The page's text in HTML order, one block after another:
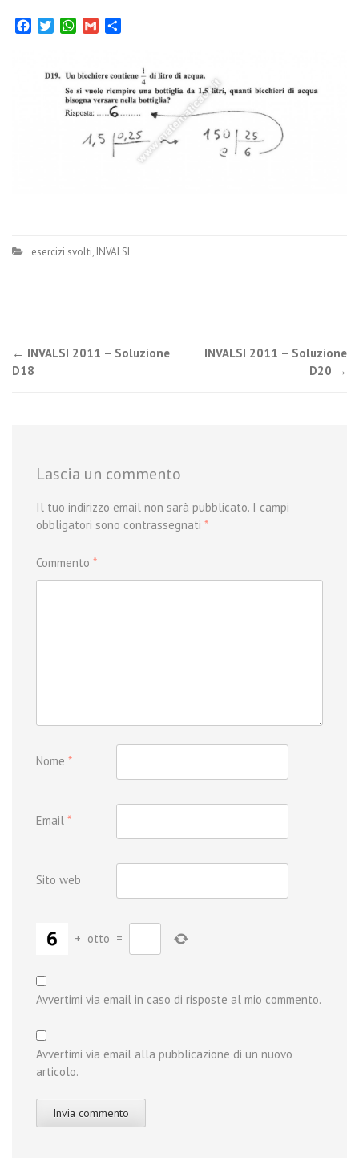
FacebookTwitterWhatsApp
Gmail
esercizi svolti, INVALSI
Post
navigation
← INVALSI 2011 – Soluzione
D18
INVALSI 2011 – Soluzione
D20 →
Lascia un commento
Il tuo indirizzo email non sarà pubblicato. I campi
obbligatori sono contrassegnati *
Commento *
Nome *
Email *
Sito web
+ otto =
Avvertimi via email in caso di risposte al mio commento.
Avvertimi via email alla pubblicazione di un nuovo
articolo.